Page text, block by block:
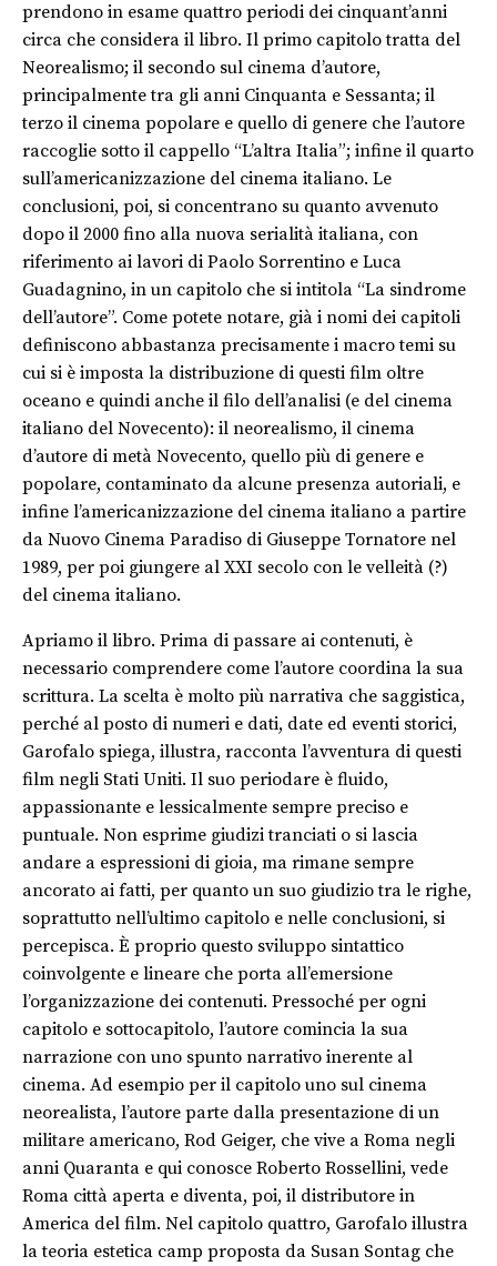
prendono in esame quattro periodi dei cinquant’anni
circa che considera il libro. Il primo capitolo tratta del
Neorealismo; il secondo sul cinema d’autore,
principalmente tra gli anni Cinquanta e Sessanta; il
terzo il cinema popolare e quello di genere che l’autore
raccoglie sotto il cappello “L’altra Italia”; infine il quarto
sull’americanizzazione del cinema italiano. Le
conclusioni, poi, si concentrano su quanto avvenuto
dopo il 2000 fino alla nuova serialità italiana, con
riferimento ai lavori di Paolo Sorrentino e Luca
Guadagnino, in un capitolo che si intitola “La sindrome
dell’autore”. Come potete notare, già i nomi dei capitoli
definiscono abbastanza precisamente i macro temi su
cui si è imposta la distribuzione di questi film oltre
oceano e quindi anche il filo dell’analisi (e del cinema
italiano del Novecento): il neorealismo, il cinema
d’autore di metà Novecento, quello più di genere e
popolare, contaminato da alcune presenza autoriali, e
infine l’americanizzazione del cinema italiano a partire
da Nuovo Cinema Paradiso di Giuseppe Tornatore nel
1989, per poi giungere al XXI secolo con le velleità (?)
del cinema italiano.
Apriamo il libro. Prima di passare ai contenuti, è
necessario comprendere come l’autore coordina la sua
scrittura. La scelta è molto più narrativa che saggistica,
perché al posto di numeri e dati, date ed eventi storici,
Garofalo spiega, illustra, racconta l’avventura di questi
film negli Stati Uniti. Il suo periodare è fluido,
appassionante e lessicalmente sempre preciso e
puntuale. Non esprime giudizi tranciati o si lascia
andare a espressioni di gioia, ma rimane sempre
ancorato ai fatti, per quanto un suo giudizio tra le righe,
soprattutto nell’ultimo capitolo e nelle conclusioni, si
percepisca. È proprio questo sviluppo sintattico
coinvolgente e lineare che porta all’emersione
l’organizzazione dei contenuti. Pressoché per ogni
capitolo e sottocapitolo, l’autore comincia la sua
narrazione con uno spunto narrativo inerente al
cinema. Ad esempio per il capitolo uno sul cinema
neorealista, l’autore parte dalla presentazione di un
militare americano, Rod Geiger, che vive a Roma negli
anni Quaranta e qui conosce Roberto Rossellini, vede
Roma città aperta e diventa, poi, il distributore in
America del film. Nel capitolo quattro, Garofalo illustra
la teoria estetica camp proposta da Susan Sontag che